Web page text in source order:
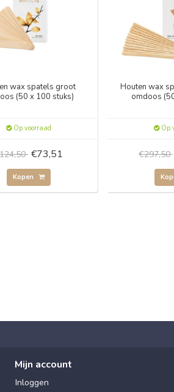
wax spatels groot
(50 x 100 stuks)
Op voorraad
€73,51
Kopen
Houten wax
omdoos
Op
€297,50
Mijn account
Inloggen